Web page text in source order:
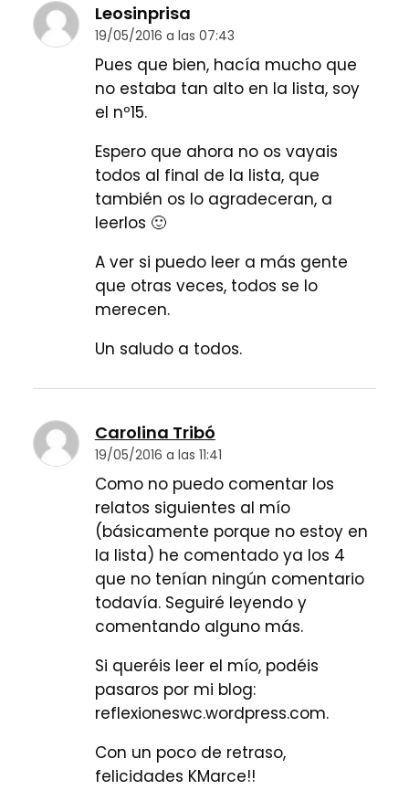
Leosinprisa
19/05/2016 a las 07:43
Pues que bien, hacía mucho que
no estaba tan alto en la lista, soy
el nº15.
Espero que ahora no os vayais
todos al final de la lista, que
también os lo agradeceran, a
leerlos 🙂
A ver si puedo leer a más gente
que otras veces, todos se lo
merecen.
Un saludo a todos.
Carolina Tribó
19/05/2016 a las 11:41
Como no puedo comentar los
relatos siguientes al mío
(básicamente porque no estoy en
la lista) he comentado ya los 4
que no tenían ningún comentario
todavía. Seguiré leyendo y
comentando alguno más.
Si queréis leer el mío, podéis
pasaros por mi blog:
reflexioneswc.wordpress.com.
Con un poco de retraso,
felicidades KMarce!!